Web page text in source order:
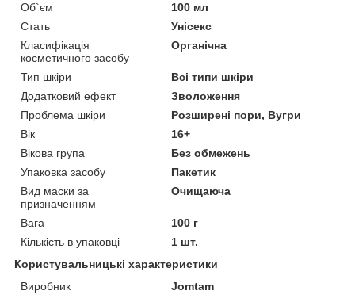
Об`єм
100 мл
Стать
Унісекс
Класифікація
косметичного засобу
Органічна
Тип шкіри
Всі типи шкіри
Додатковий ефект
Зволоження
Проблема шкіри
Розширені пори, Вугри
Вік
16+
Вікова група
Без обмежень
Упаковка засобу
Пакетик
Вид маски за
призначенням
Очищаюча
Вага
100 г
Кількість в упаковці
1 шт.
Користувальницькі характеристики
Виробник
Jomtam